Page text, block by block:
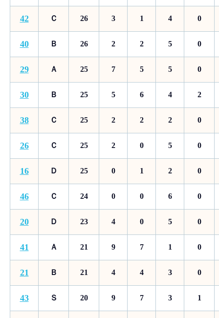
42 Ｃ 26 3 1 4 0
40 Ｂ 26 2 2 5 0
29 Ａ 25 7 5 5 0
30 Ｂ 25 5 6 4 2
38 Ｃ 25 2 2 2 0
26 Ｃ 25 2 0 5 0
16 Ｄ 25 0 1 2 0
46 Ｃ 24 0 0 6 0
20 Ｄ 23 4 0 5 0
41 Ａ 21 9 7 1 0
21 Ｂ 21 4 4 3 0
43 Ｓ 20 9 7 3 1